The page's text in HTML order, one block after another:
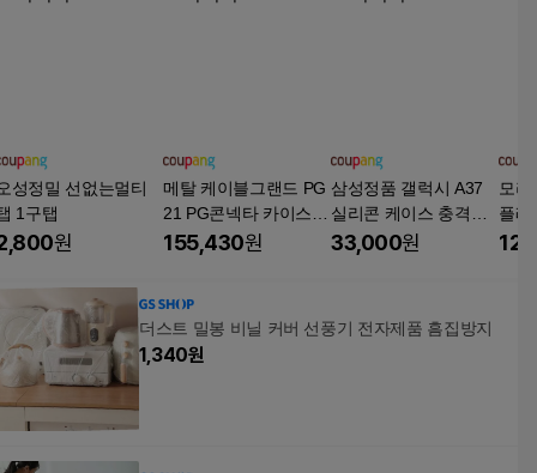
성정밀 선없는멀티
1구탭
원
메탈 케이블그랜드 PG
21 PG콘넥타 카이스
전선연결 전기자재 컨
155,430원
삼성정품 갤럭시 A37
실리콘 케이스 충격보
호 스크레치방지 컬러
33,000원
모리
플레
더스트 밀봉 비닐 커버 선풍기 전자제품 흠집방지
1,340원